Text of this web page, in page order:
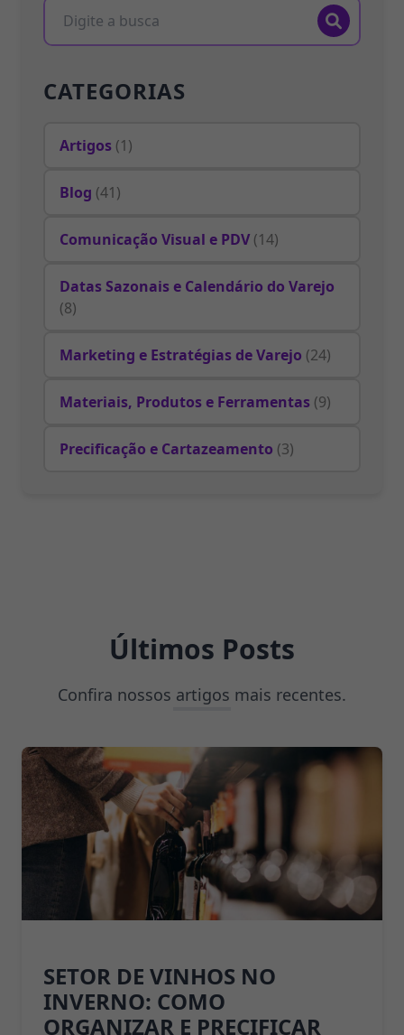
CATEGORIAS
Artigos (1)
Blog (41)
Comunicação Visual e PDV (14)
Datas Sazonais e Calendário do Varejo
(8)
Marketing e Estratégias de Varejo (24)
Materiais, Produtos e Ferramentas (9)
Precificação e Cartazeamento (3)
Últimos Posts
Confira nossos artigos mais recentes.
SETOR DE VINHOS NO
INVERNO: COMO
ORGANIZAR E PRECIFICAR